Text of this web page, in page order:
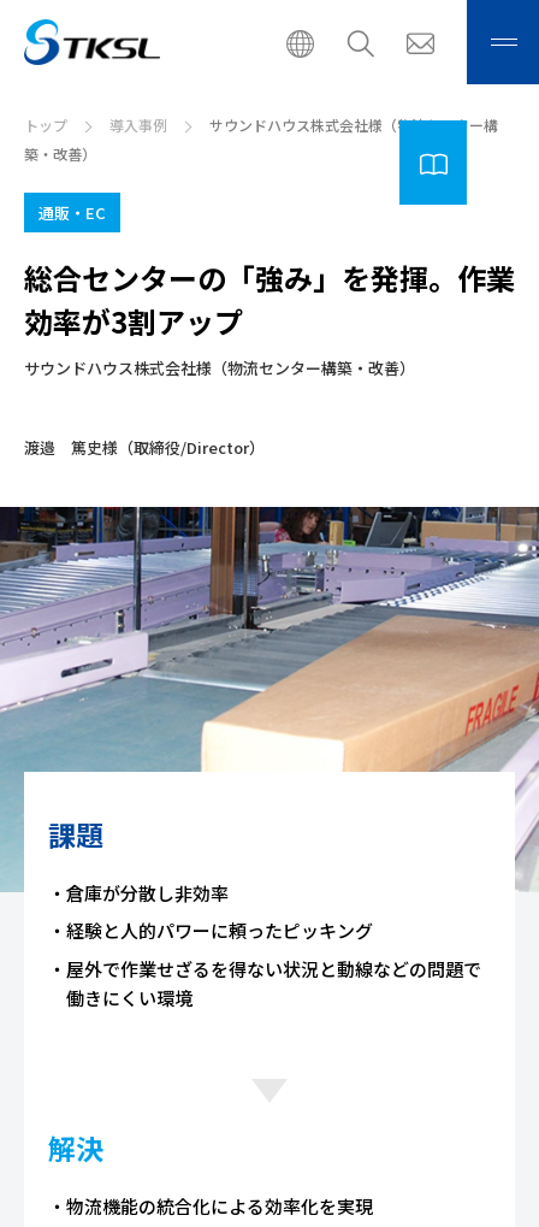
トップ 導入事例
サウンドハウス株式会社様（物流センター構
築・改善）
通販・EC
総合センターの「強み」を発揮。作業
効率が3割アップ
サウンドハウス株式会社様（物流センター構築・改善）
渡邉 篤史様（取締役/Director）
課題
倉庫が分散し非効率
経験と人的パワーに頼ったピッキング
屋外で作業せざるを得ない状況と動線などの問題で
働きにくい環境
解決
物流機能の統合化による効率化を実現